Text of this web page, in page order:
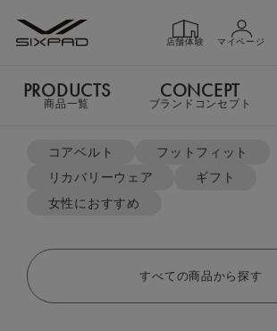
店舗体験 マイページ
PRODUCTS商品一覧
GIFT ギフト
よく検索されているキーワード
コアベルト
フットフィット
リカバリーウェア
ギフト
女性におすすめ
すべての商品から探す
PRODUCTS
商品一覧
CONCEPT
ブランドコンセプト